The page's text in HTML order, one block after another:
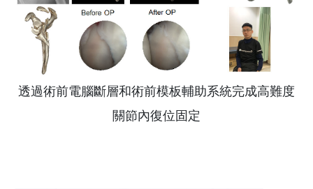
透過術前電腦斷層和術前模板輔助系統完成高難度
關節內復位固定